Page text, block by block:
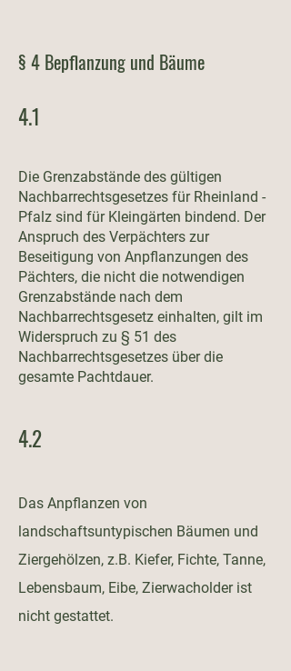
§ 4 Bepflanzung und Bäume
4.1
Die Grenzabstände des gültigen
Nachbarrechtsgesetzes für Rheinland -
Pfalz sind für Kleingärten bindend. Der
Anspruch des Verpächters zur
Beseitigung von Anpflanzungen des
Pächters, die nicht die notwendigen
Grenzabstände nach dem
Nachbarrechtsgesetz einhalten, gilt im
Widerspruch zu § 51 des
Nachbarrechtsgesetzes über die
gesamte Pachtdauer.
4.2
Das Anpflanzen von
landschaftsuntypischen Bäumen und
Ziergehölzen, z.B. Kiefer, Fichte, Tanne,
Lebensbaum, Eibe, Zierwacholder ist
nicht gestattet.